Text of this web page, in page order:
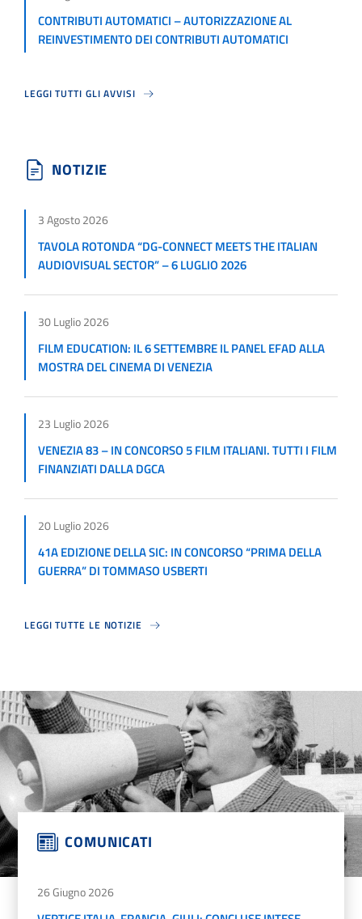
CONTRIBUTI AUTOMATICI – AUTORIZZAZIONE AL
REINVESTIMENTO DEI CONTRIBUTI AUTOMATICI
LEGGI TUTTI GLI AVVISI
NOTIZIE
3 Agosto 2026
TAVOLA ROTONDA “DG-CONNECT MEETS THE ITALIAN
AUDIOVISUAL SECTOR” – 6 LUGLIO 2026
30 Luglio 2026
FILM EDUCATION: IL 6 SETTEMBRE IL PANEL EFAD ALLA
MOSTRA DEL CINEMA DI VENEZIA
23 Luglio 2026
VENEZIA 83 – IN CONCORSO 5 FILM ITALIANI. TUTTI I FILM
FINANZIATI DALLA DGCA
20 Luglio 2026
41A EDIZIONE DELLA SIC: IN CONCORSO “PRIMA DELLA
GUERRA” DI TOMMASO USBERTI
LEGGI TUTTE LE NOTIZIE
COMUNICATI
26 Giugno 2026